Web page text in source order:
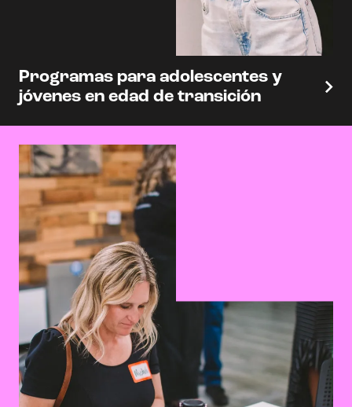
Programas para adolescentes y
jóvenes en edad de transición